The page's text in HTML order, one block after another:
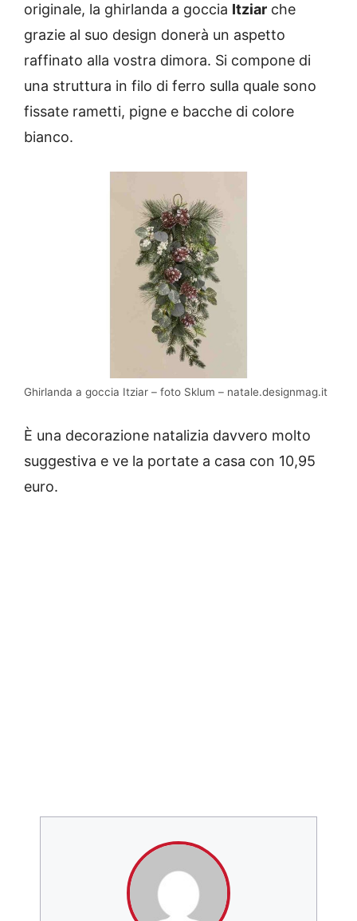
originale, la ghirlanda a goccia Itziar che
grazie al suo design donerà un aspetto
raffinato alla vostra dimora. Si compone di
una struttura in filo di ferro sulla quale sono
fissate rametti, pigne e bacche di colore
bianco.
Ghirlanda a goccia Itziar – foto Sklum – natale.designmag.it
È una decorazione natalizia davvero molto
suggestiva e ve la portate a casa con 10,95
euro.